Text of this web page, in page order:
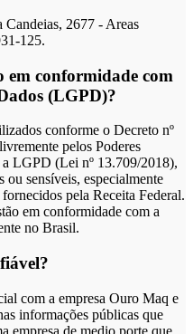
2677 - Areas
125.
em conformidade com
(LGPD)?
conforme o Decreto nº
pelos Poderes
LGPD (Lei nº 13.709/2018),
ou sensíveis, especialmente
pela Receita Federal.
em conformidade com a
no Brasil.
com a empresa Ouro Maq e
informações públicas que
empresa de medio porte que